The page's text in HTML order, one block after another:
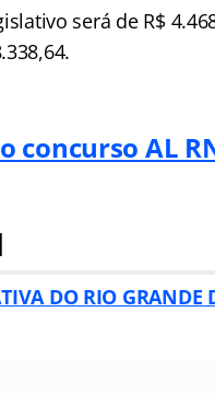
será de R$
concurso AL
DO RIO GRANDE